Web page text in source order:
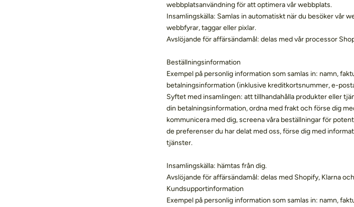
webbplatsanvändning för att optimera vår webbplats.
Insamlingskälla: Samlas in automatiskt när du besöker vår
webbfyrar, taggar eller pixlar.
Avslöjande för affärsändamål: delas med vår processor
Beställningsinformation
Exempel på personlig information som samlas in: namn,
betalningsinformation (inklusive kreditkortsnummer, e-
Syftet med insamlingen: att tillhandahålla produkter eller
din betalningsinformation, ordna med frakt och förse dig
kommunicera med dig, screena våra beställningar för
de preferenser du har delat med oss, förse dig med
tjänster.
Insamlingskälla: hämtas från dig.
Avslöjande för affärsändamål: delas med Shopify, Klarna
Kundsupportinformation
Exempel på personlig information som samlas in: namn,